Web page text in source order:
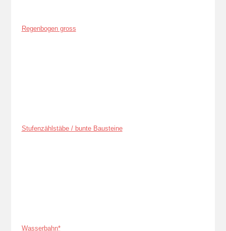
Regenbogen gross
Stufenzählstäbe / bunte Bausteine
Wasserbahn*